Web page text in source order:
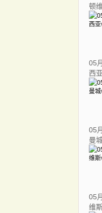
顿
05
西
05
曼
05
维